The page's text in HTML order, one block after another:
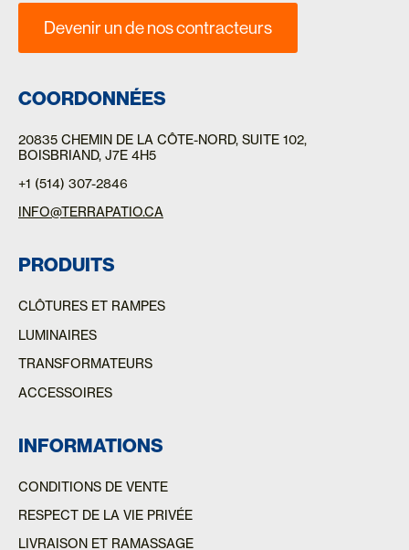
Devenir un de nos contracteurs
COORDONNÉES
20835 CHEMIN DE LA CÔTE-NORD, SUITE 102,
BOISBRIAND, J7E 4H5
+1 (514) 307-2846
INFO@TERRAPATIO.CA
PRODUITS
CLÔTURES ET RAMPES
LUMINAIRES
TRANSFORMATEURS
ACCESSOIRES
INFORMATIONS
CONDITIONS DE VENTE
RESPECT DE LA VIE PRIVÉE
LIVRAISON ET RAMASSAGE